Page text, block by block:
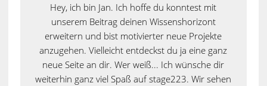
Hey, ich bin Jan. Ich hoffe du konntest mit
unserem Beitrag deinen Wissenshorizont
erweitern und bist motivierter neue Projekte
anzugehen. Vielleicht entdeckst du ja eine ganz
neue Seite an dir. Wer weiß... Ich wünsche dir
weiterhin ganz viel Spaß auf stage223. Wir sehen